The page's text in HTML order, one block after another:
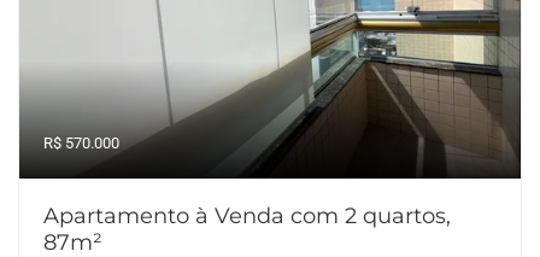
R$ 570.000
Apartamento à Venda com 2 quartos,
87m²